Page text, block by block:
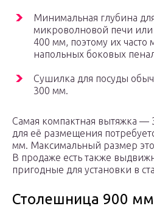
Минимальная глубина
микроволновой печи
400 мм, поэтому их часто
напольных боковых
Сушилка для посуды
300 мм.
Самая компактная вытяжка —
для её размещения
мм. Максимальный размер
В продаже есть также
пригодные для установки в
Столешница 900 мм